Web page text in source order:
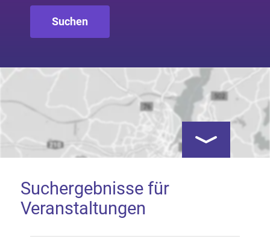
Kartenansicht
Suchergebnisse für
Veranstaltungen